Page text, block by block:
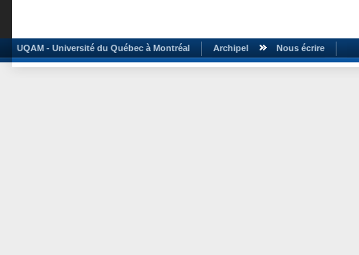
UQAM - Université du Québec à Montréal Archipel Nous écrire